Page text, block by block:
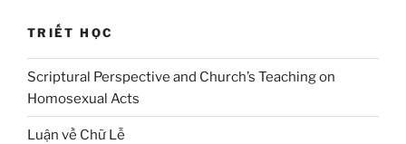
TRIẾT HỌC
Scriptural Perspective and Church’s Teaching on
Homosexual Acts
Luận về Chữ Lễ